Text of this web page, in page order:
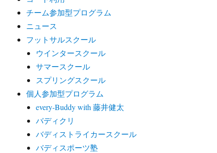
チーム参加型プログラム
ニュース
フットサルスクール
ウインタースクール
サマースクール
スプリングスクール
個人参加型プログラム
every-Buddy with 藤井健太
バディクリ
バディストライカースクール
バディスポーツ塾